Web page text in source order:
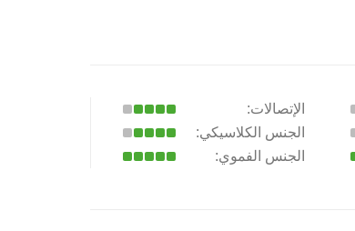
الإتصالات:
الجنس الكلاسيكي:
الجنس الفموي: